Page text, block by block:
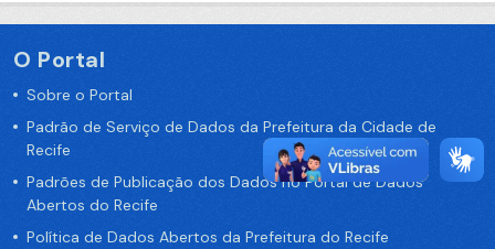
O Portal
Sobre o Portal
Padrão de Serviço de Dados da Prefeitura da Cidade de
Recife
Padrões de Publicação dos Dados no Portal de Dados
Abertos do Recife
Política de Dados Abertos da Prefeitura do Recife